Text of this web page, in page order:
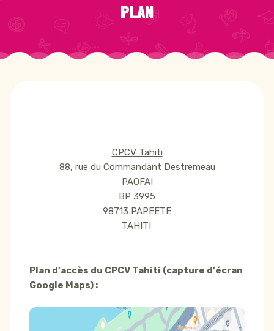
PLAN
CPCV Tahiti
88, rue du Commandant Destremeau
PAOFAI
BP 3995
98713 PAPEETE
TAHITI
Plan d'accès du CPCV Tahiti (capture d'écran
Google Maps) :